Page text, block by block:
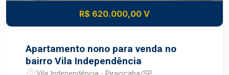
R$ 620.000,00 V
Apartamento nono para venda no
bairro Vila Independência